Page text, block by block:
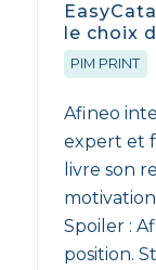
le choix
PIM PRINT
Afineo
expert et
livre son
Spoiler :
position.